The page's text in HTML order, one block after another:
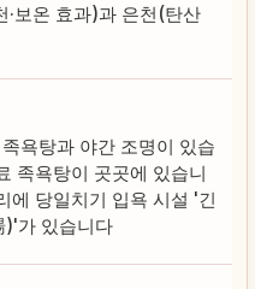
보온 효과)과 은천(탄산
욕탕과 야간 조명이 있습
족욕탕이 곳곳에 있습니
에 당일치기 입욕 시설 '긴
)'가 있습니다